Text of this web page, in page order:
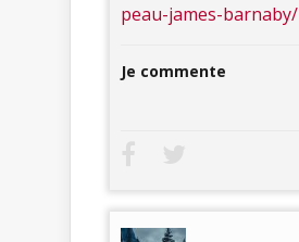
peau-james-barnaby/
Je commente